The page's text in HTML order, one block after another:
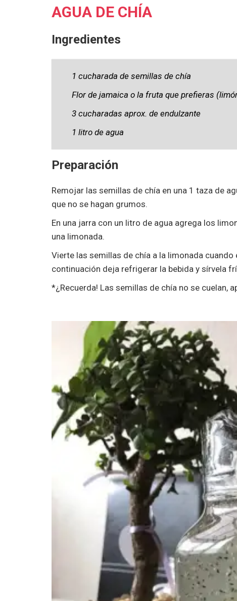
AGUA DE CHÍA
Ingredientes
1 cucharada de semillas de chía
Flor de jamaica o la fruta que prefieras
3 cucharadas aprox. de endulzante
1 litro de agua
Preparación
Remojar las semillas de chía en una 1 taza de
que no se hagan grumos.
En una jarra con un litro de agua agrega los
una limonada.
Vierte las semillas de chía a la limonada
continuación deja refrigerar la bebida y sírvela
*¿Recuerda! Las semillas de chía no se cuelan,